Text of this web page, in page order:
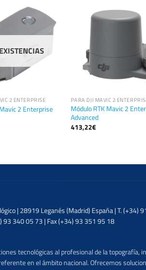
2 ENTERPRISE
2 Enterprise
PARA DJI MAVIC 2
Módulo RTK Mavic 2
Advanced
413,22€
| 28919 Leganés (Madrid) España | T. (+34)
93 340 05 73 | Fax (+34) 93 351 95 18
tecnológicas al profesional de la
en el ámbito nacional. Ofrecemos